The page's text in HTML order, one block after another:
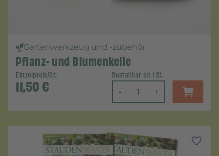
Gartenwerkzeug und -zubehör
Pflanz- und Blumenkelle
Einzelpreis/St.
11,50€
Bestellbar ab 1 St.
- +